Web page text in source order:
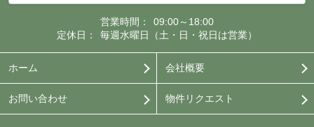
営業時間：
09:00～18:00
定休日：
毎週水曜日（土・日・祝日は営業）
ホーム 会社概要
お問い合わせ 物件リクエスト